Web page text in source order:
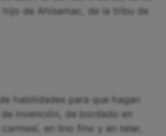
de Ahisamac, de la tribu de
habilidades para que hagan
invención, de bordado en
en lino fino y en telar,